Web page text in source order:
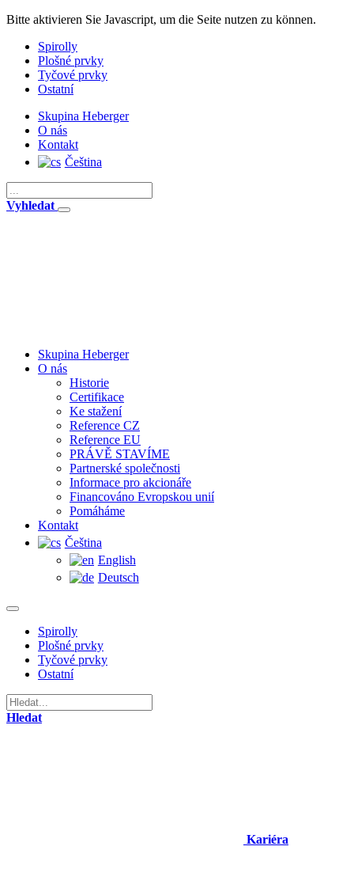
Bitte aktivieren Sie Javascript, um die Seite nutzen zu können.
Spirolly
Plošné prvky
Tyčové prvky
Ostatní
Skupina Heberger
O nás
Kontakt
Čeština
Vyhledat
Skupina Heberger
O nás
Historie
Certifikace
Ke stažení
Reference CZ
Reference EU
PRÁVĚ STAVÍME
Partnerské společnosti
Informace pro akcionáře
Financováno Evropskou unií
Pomáháme
Kontakt
Čeština
English
Deutsch
Spirolly
Plošné prvky
Tyčové prvky
Ostatní
Hledat
Kariéra